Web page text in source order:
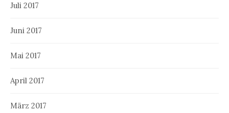
Juli 2017
Juni 2017
Mai 2017
April 2017
März 2017